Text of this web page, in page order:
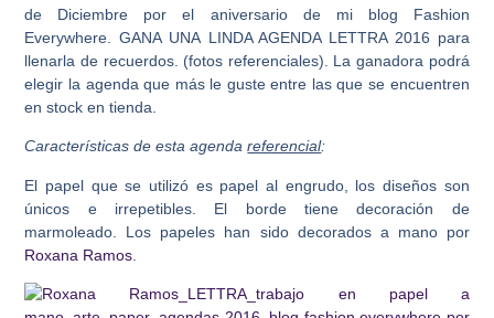
de Diciembre por el aniversario de mi blog Fashion
Everywhere. GANA UNA LINDA AGENDA LETTRA 2016 para
llenarla de recuerdos. (fotos referenciales). La ganadora podrá
elegir la agenda que más le guste entre las que se encuentren
en stock en tienda.
Características de esta agendareferencial:
El papel que se utilizó es papel al engrudo, los diseños son
únicos e irrepetibles. El borde tiene decoración de
marmoleado. Los papeles han sido decorados a mano por
Roxana Ramos